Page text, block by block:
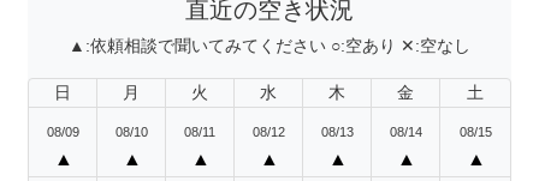
直近の空き状況
▲:依頼相談で聞いてみてください ○:空あり ✕:空なし
日 月 火 水 木 金 土
08/09
▲
08/10
▲
08/11
▲
08/12
▲
08/13
▲
08/14
▲
08/15
▲